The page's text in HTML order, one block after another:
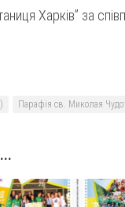
Харків” за
Парафія св. Миколая